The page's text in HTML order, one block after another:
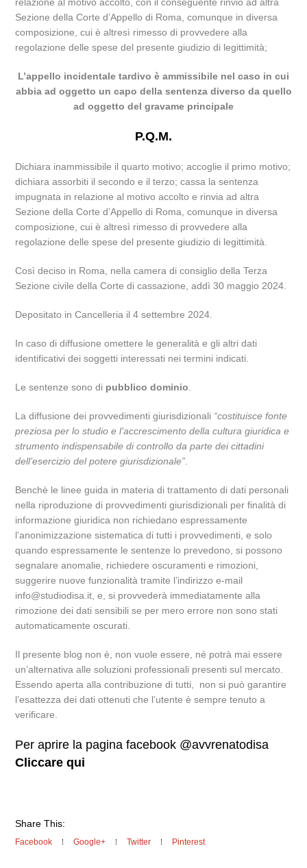
Sezione della Corte d’Appello di Roma, comunque in diversa
composizione, cui è altresì rimesso di provvedere alla
regolazione delle spese del presente giudizio di legittimità;
L’appello incidentale tardivo è ammissibile nel caso in cui
abbia ad oggetto un capo della sentenza diverso da quello
ad oggetto del gravame principale
P.Q.M.
Dichiara inammissibile il quarto motivo; accoglie il primo motivo;
dichiara assorbiti il secondo e il terzo; cassa la sentenza
impugnata in relazione al motivo accolto e rinvia ad altra
Sezione della Corte d’Appello di Roma, comunque in diversa
composizione, cui è altresì rimesso di provvedere alla
regolazione delle spese del presente giudizio di legittimità.
Così deciso in Roma, nella camera di consiglio della Terza
Sezione civile della Corte di cassazione, addì 30 maggio 2024.
Depositato in Cancelleria il 4 settembre 2024.
In caso di diffusione omettere le generalità e gli altri dati
identificativi dei soggetti interessati nei termini indicati.
Le sentenze sono di pubblico dominio
La diffusione dei provvedimenti giurisdizionali “costituisce fonte
preziosa per lo studio e l’accrescimento della cultura giuridica e
strumento indispensabile di controllo da parte dei cittadini
dell’esercizio del potere giurisdizionale”
Benchè le linee guida in materia di trattamento di dati personali
nella riproduzione di provvedimenti giurisdizionali per finalità di
informazione giuridica non richiedano espressamente
l’anonimizzazione sistematica di tutti i provvedimenti, e solo
quando espressamente le sentenze lo prevedono, si possono
segnalare anomalie, richiedere oscuramenti e rimozioni,
suggerire nuove funzionalità tramite l’indirizzo e-mail
info@studiodisa.it, e, si provvederà immediatamente alla
rimozione dei dati sensibili se per mero errore non sono stati
automaticamente oscurati.
Il presente blog non è, non vuole essere, né potrà mai essere
un’alternativa alle soluzioni professionali presenti sul mercato.
Essendo aperta alla contribuzione di tutti, non si può garantire
l’esattezza dei dati ottenuti che l’utente è sempre tenuto a
verificare.
Per aprire la pagina facebook @avvrenatodisa
Cliccare qui
Share This:
Facebook Google+ Twitter Pinterest